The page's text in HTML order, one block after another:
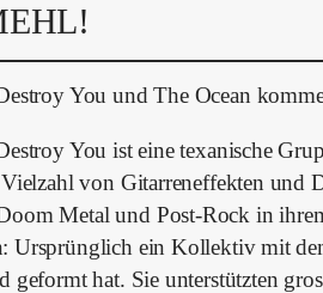
You und The Ocean
You ist eine texanische
von Gitarreneffekten und
Metal und Post-Rock in
Ursprünglich ein Kollektiv mit
geformt hat. Sie unterstützten